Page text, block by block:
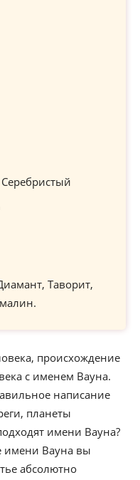
Серебристый
Таворит,
происхождение
с именем Вауна.
написание
планеты
имени Вауна?
имени Вауна вы
абсолютно